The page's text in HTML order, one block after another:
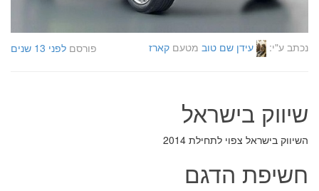
נכתב ע"י: עידן שם טוב מטעם קארז פורסם לפני 13 שנים
שיווק בישראל
השיווק בישראל צפוי לתחילת 2014
חשיפת הדגם